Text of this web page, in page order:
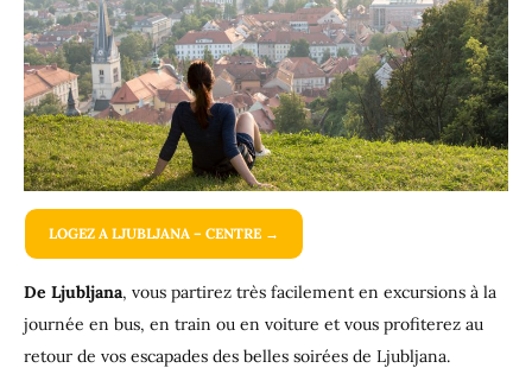
LOGEZ A LJUBLJANA – CENTRE →
De Ljubljana, vous partirez très facilement en excursions à la
journée en bus, en train ou en voiture et vous profiterez au
retour de vos escapades des belles soirées de Ljubljana.